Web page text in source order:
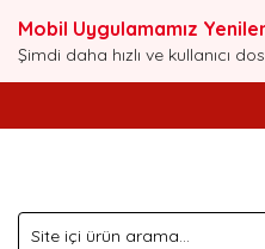
Mobil Uygulamamız
Şimdi daha hızlı ve kullanıcı